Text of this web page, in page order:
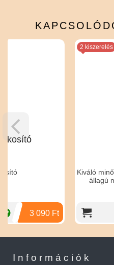
Ft
Kiváló minőségű, teljesen
állagú műsperma.
Információk